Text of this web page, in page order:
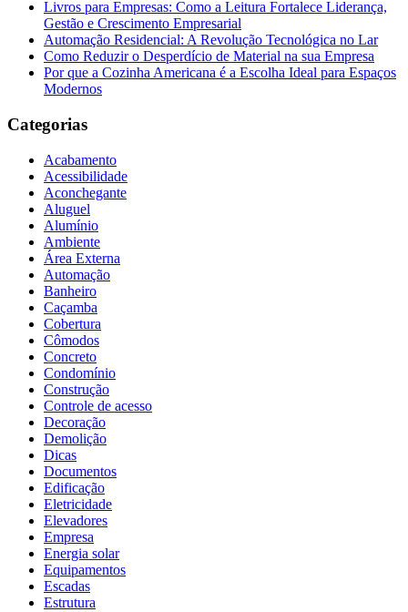
Livros para Empresas: Como a Leitura Fortalece Liderança,
Gestão e Crescimento Empresarial
Automação Residencial: A Revolução Tecnológica no Lar
Como Reduzir o Desperdício de Material na sua Empresa
Por que a Cozinha Americana é a Escolha Ideal para Espaços
Modernos
Categorias
Acabamento
Acessibilidade
Aconchegante
Aluguel
Alumínio
Ambiente
Área Externa
Automação
Banheiro
Caçamba
Cobertura
Cômodos
Concreto
Condomínio
Construção
Controle de acesso
Decoração
Demolição
Dicas
Documentos
Edificação
Eletricidade
Elevadores
Empresa
Energia solar
Equipamentos
Escadas
Estrutura